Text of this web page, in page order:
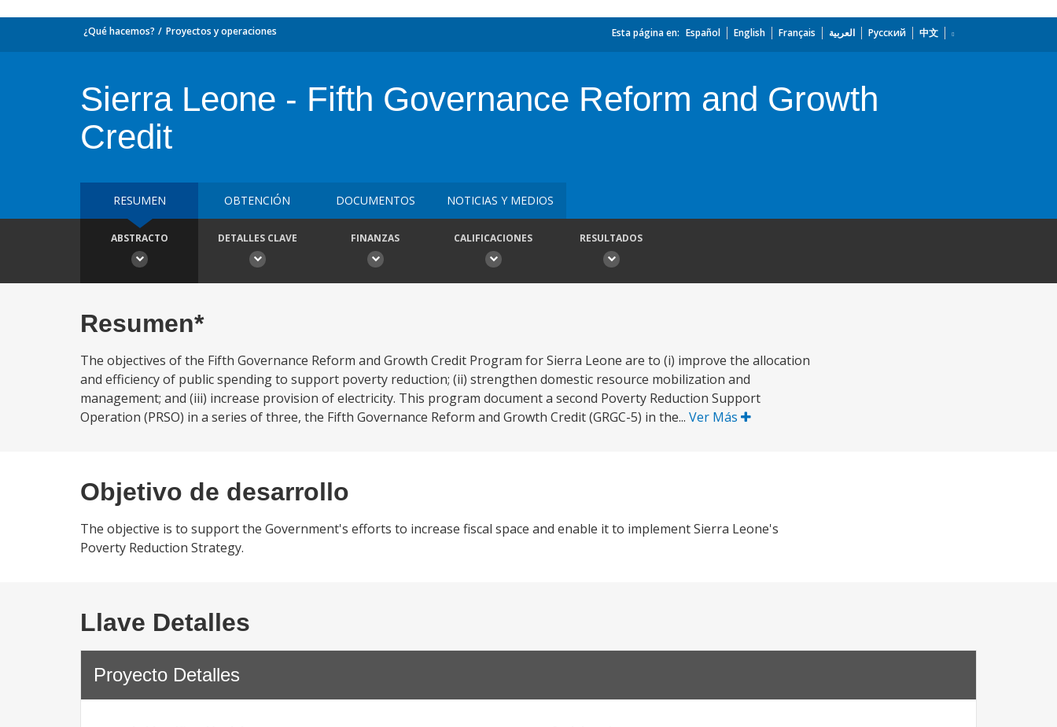
¿Qué hacemos? Proyectos y operaciones Esta página en: Español English Français العربية Русский 中文
Sierra Leone - Fifth Governance Reform and Growth
Credit
RESUMEN OBTENCIÓN DOCUMENTOS NOTICIAS Y MEDIOS
ABSTRACTO DETALLES CLAVE FINANZAS CALIFICACIONES RESULTADOS
Resumen*
The objectives of the Fifth Governance Reform and Growth Credit Program for Sierra Leone are to (i) improve the allocation
and efficiency of public spending to support poverty reduction; (ii) strengthen domestic resource mobilization and
management; and (iii) increase provision of electricity. This program document a second Poverty Reduction Support
Operation (PRSO) in a series of three, the Fifth Governance Reform and Growth Credit (GRGC-5) in the... Ver Más
Objetivo de desarrollo
The objective is to support the Government's efforts to increase fiscal space and enable it to implement Sierra Leone's
Poverty Reduction Strategy.
Llave Detalles
Proyecto Detalles